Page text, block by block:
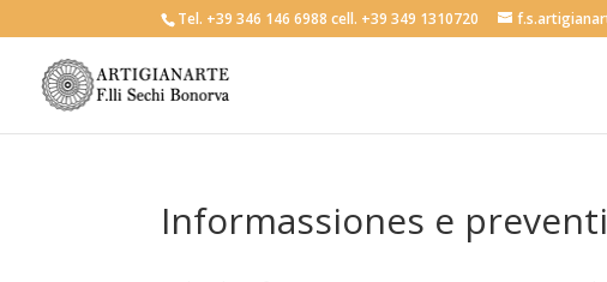
Tel. +39 346 146 6988 cell. +39 349 1310720
Informassiones e